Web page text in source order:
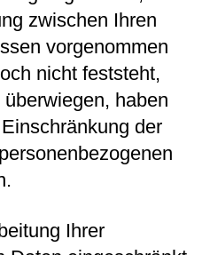
zwischen Ihren
vorgenommen
nicht feststeht,
haben
der
Ihrer